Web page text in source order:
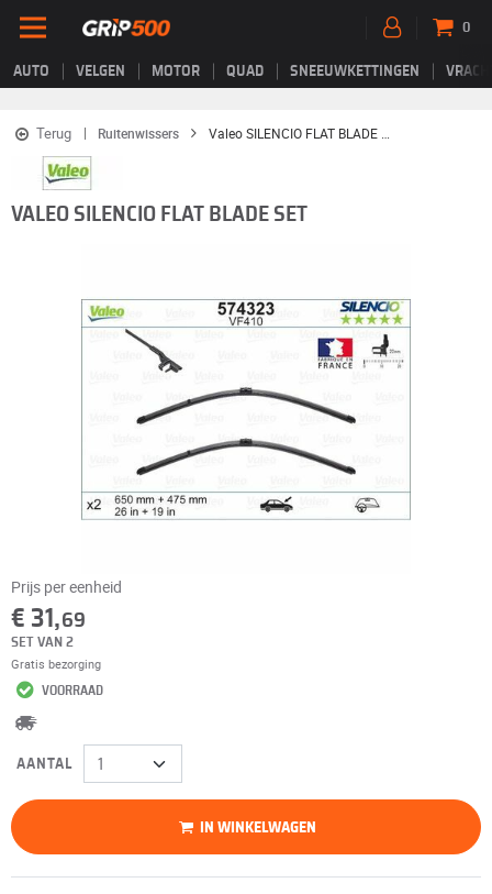
AUTO VELGEN MOTOR QUAD SNEEUWKETTINGEN
0
Terug Ruitenwissers
VALEO SILENCIO FLAT BLADE SET
Prijs per eenheid
€ 31,69
SET VAN 2
Gratis bezorging
VOORRAAD
AANTAL
IN WINKELWAGEN